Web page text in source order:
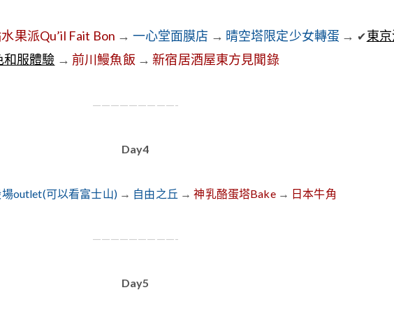
果派Qu’il Fait Bon → 一心堂面膜店 → 晴空塔限定少女轉蛋 → ✔東
和服體驗 → 前川鰻魚飯 →新宿居酒屋東方見聞錄
—————————-
Day4
outlet(可以看富士山) → 自由之丘 →神乳酪蛋塔Bake → 日本牛角
—————————-
Day5